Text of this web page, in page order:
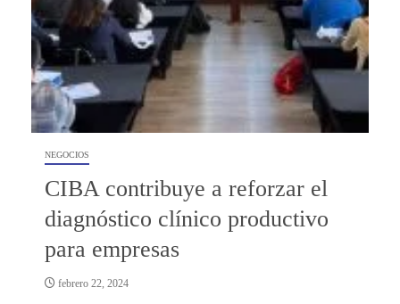
NEGOCIOS
CIBA contribuye a reforzar el
diagnóstico clínico productivo
para empresas
febrero 22, 2024